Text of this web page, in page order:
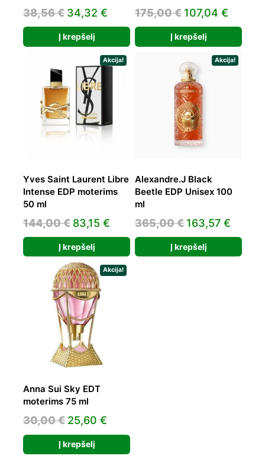
38,56€ Original
price
was:
38,56 €.
34,32 € Current
price
is:
34,32 €.
Į krepšelį
175,00€ Original
price
was:
175,00 €.
107,04 €
price
is:
Į krepšelį
Akcija!
Yves Saint Laurent Libre
Intense EDP moterims
50 ml
144,00€ Original
price
was:
144,00 €.
83,15 € Current
price
is:
83,15 €.
Į krepšelį
Akcija!
Alexandre.J Black
Beetle EDP Unisex 100
ml
365,00€ Original
price
was:
163,57 €
price
is:
Į krepšelį
Akcija!
Anna Sui Sky EDT
moterims 75 ml
30,00€ Original
price
was:
25,60 €
price
is:
Į krepšelį